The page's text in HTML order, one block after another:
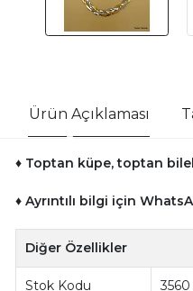
Ürün Açıklaması
♦ Toptan küpe, toptan
♦ Ayrıntılı bilgi için
Diğer Özellikler
Stok Kodu 3560